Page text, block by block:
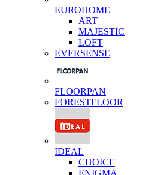
EUROHOME
ART
MAJESTIC
LOFT
EVERSENSE
FLOORPAN
FORESTFLOOR
IDEAL
CHOICE
ENIGMA